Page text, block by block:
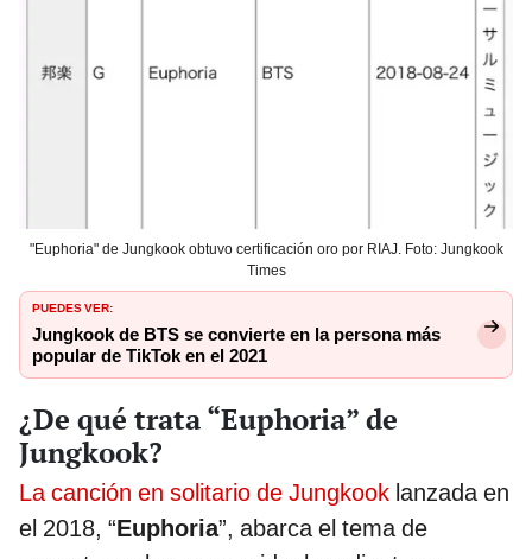
"Euphoria" de Jungkook obtuvo certificación oro por RIAJ. Foto: Jungkook
Times
PUEDES VER:
Jungkook de BTS se convierte en la persona más
popular de TikTok en el 2021
¿De qué trata “Euphoria” de
Jungkook?
La canción en solitario de Jungkook lanzada en
el 2018, “Euphoria”, abarca el tema de